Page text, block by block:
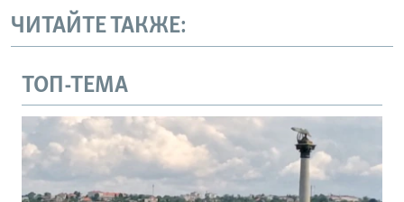
ЧИТАЙТЕ ТАКЖЕ:
ТОП-ТЕМА